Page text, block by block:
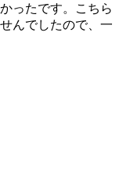
ったです。こちら
んでしたので、一